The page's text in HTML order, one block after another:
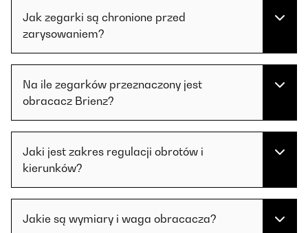
Jak zegarki są chronione przed
zarysowaniem?
Na ile zegarków przeznaczony jest
obracacz Brienz?
Jaki jest zakres regulacji obrotów i
kierunków?
Jakie są wymiary i waga obracacza?